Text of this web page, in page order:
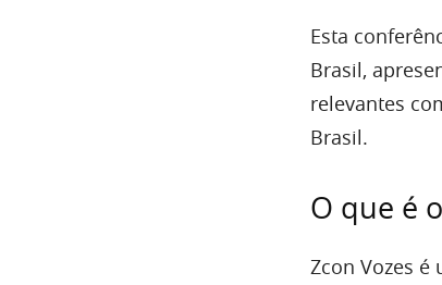
Esta
Brasil,
relevantes
Brasil.
O que é
Zcon Vozes